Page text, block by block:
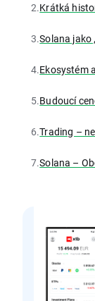
2.Krátká
3.Solana jako
4.Ekosystém
5.Budoucí
6.Trading –
7.Solana –